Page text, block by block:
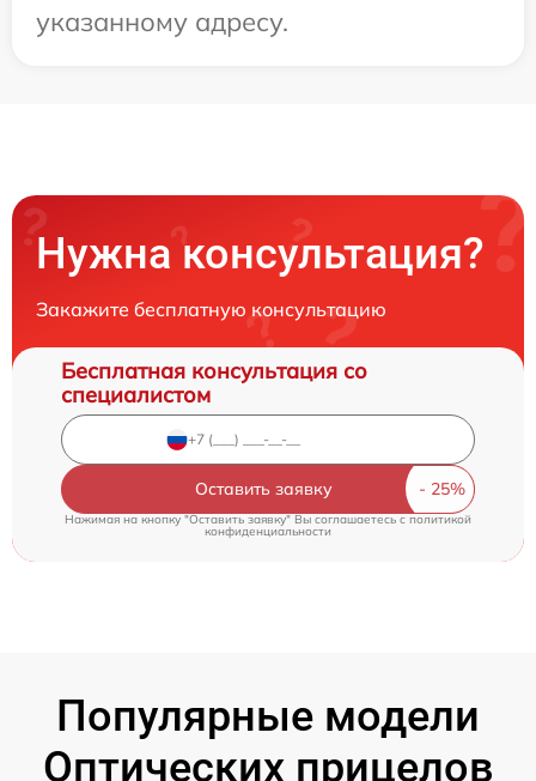
указанному адресу.
Нужна консультация?
Закажите бесплатную консультацию
Бесплатная консультация со
специалистом
Оставить заявку
Нажимая на кнопку "Оставить заявку" Вы соглашаетесь cполитикой
конфиденциальности
Популярные модели
Оптических прицелов